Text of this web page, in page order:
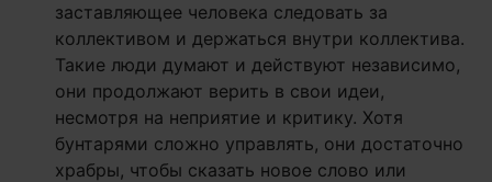
заставляющее человека следовать за
коллективом и держаться внутри коллектива.
Такие люди думают и действуют независимо,
они продолжают верить в свои идеи,
несмотря на неприятие и критику. Хотя
бунтарями сложно управлять, они достаточно
храбры, чтобы сказать новое слово или